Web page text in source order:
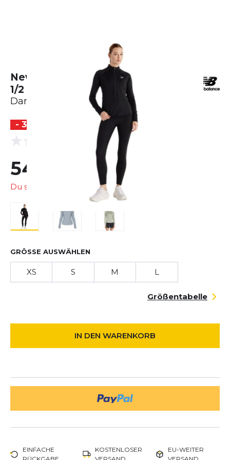
New Balance Athletics Heat Grid
1/2 Zip
Damen
- 35 %
(0 Bewertungen)
54,99 € 85,00 €
Du sparst
GRÖSSE AUSWÄHLEN
XS S M L
Größentabelle
IN DEN WARENKORB
EINFACHE
KOSTENLOSER
EU-WEITER